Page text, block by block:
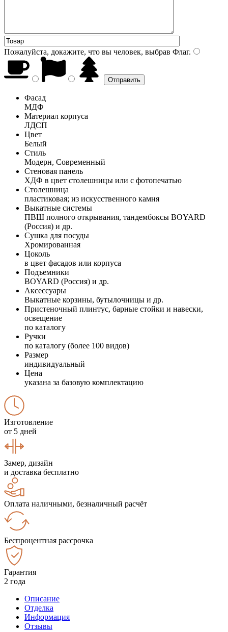
Пожалуйста, докажите, что вы человек, выбрав Флаг.
Фасад
МДФ
Материал корпуса
ЛДСП
Цвет
Белый
Стиль
Модерн, Современный
Стеновая панель
ХДФ в цвет столешницы или с фотопечатью
Столешница
пластиковая; из искусственного камня
Выкатные системы
ПВШ полного открывания, тандембоксы BOYARD
(Россия) и др.
Сушка для посуды
Хромированная
Цоколь
в цвет фасадов или корпуса
Подъемники
BOYARD (Россия) и др.
Аксессуары
Выкатные корзины, бутылочницы и др.
Пристеночный плинтус, барные стойки и навески,
освещение
по каталогу
Ручки
по каталогу (более 100 видов)
Размер
индивидуальный
Цена
указана за базовую комплектацию
Изготовление
от 5 дней
Замер, дизайн
и доставка бесплатно
Оплата наличными, безналичный расчёт
Беспроцентная рассрочка
Гарантия
2 года
Описание
Отделка
Информация
Отзывы